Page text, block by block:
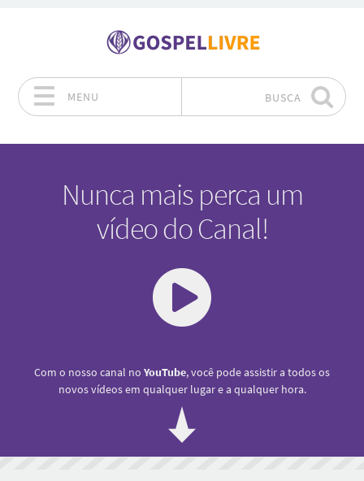
MENU BUSCA
Nunca mais perca um
vídeo do Canal!
Com o nosso canal no YouTube, você pode assistir a todos os
novos vídeos em qualquer lugar e a qualquer hora.